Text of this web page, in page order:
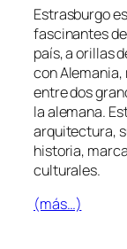
Estrasburgo
fascinantes
país, a orillas
con
entre dos
la alemana.
arquitectura,
historia,
culturales.
(más…)